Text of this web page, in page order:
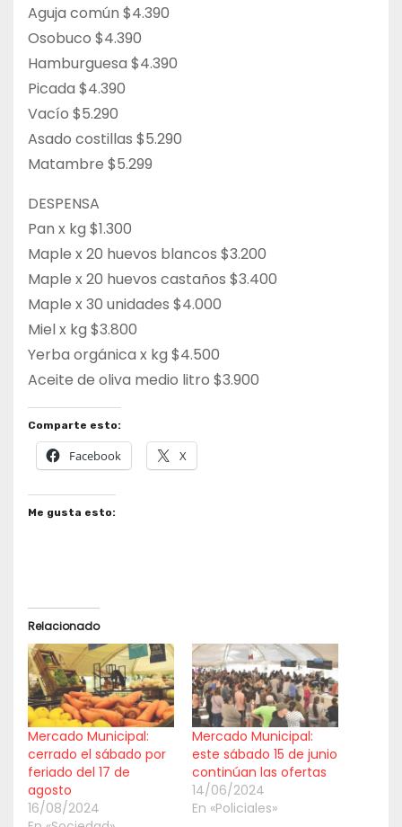
Aguja común $4.390
Osobuco $4.390
Hamburguesa $4.390
Picada $4.390
Vacío $5.290
Asado costillas $5.290
Matambre $5.299
DESPENSA
Pan x kg $1.300
Maple x 20 huevos blancos $3.200
Maple x 20 huevos castaños $3.400
Maple x 30 unidades $4.000
Miel x kg $3.800
Yerba orgánica x kg $4.500
Aceite de oliva medio litro $3.900
Comparte esto:
Facebook X
Me gusta esto:
Relacionado
Mercado Municipal:
cerrado el sábado por
feriado del 17 de
agosto
16/08/2024
Mercado Municipal:
este sábado 15 de junio
continúan las ofertas
14/06/2024
En «Policiales»